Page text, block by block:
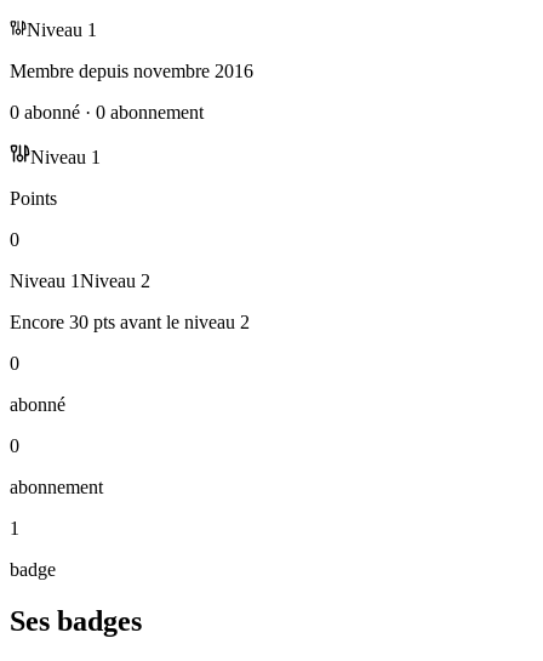
Niveau 1
Membre depuis novembre 2016
0 abonné · 0 abonnement
Niveau 1
Points
0
Niveau 1Niveau 2
Encore 30 pts avant le niveau 2
0
abonné
0
abonnement
1
badge
Ses badges